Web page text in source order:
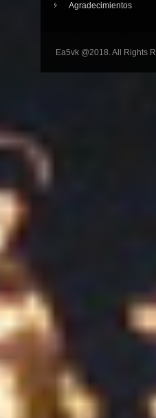
Agradecimientos
Ea5vk @2018. All Rights